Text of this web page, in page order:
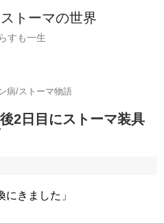
トーマの世界
すも一生
病/ストーマ物語
2日目にストーマ装具
にきました」